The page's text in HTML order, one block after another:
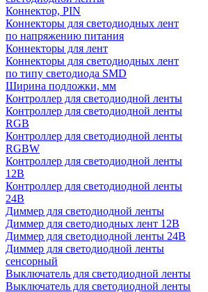
Коннектор, PIN
Коннекторы для светодиодных лент
по напряжению питания
Коннекторы для лент
Коннекторы для светодиодных лент
по типу светодиода SMD
Ширина подложки, мм
Контроллер для светодиодной ленты
Контроллер для светодиодной ленты
RGB
Контроллер для светодиодной ленты
RGBW
Контроллер для светодиодной ленты
12В
Контроллер для светодиодной ленты
24В
Диммер для светодиодной ленты
Диммер для светодиодных лент 12В
Диммер для светодиодной ленты 24В
Диммер для светодиодной ленты
сенсорный
Выключатель для светодиодной ленты
Выключатель для светодиодной ленты